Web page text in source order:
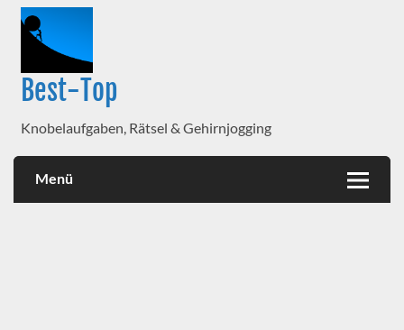
Best-Top
Knobelaufgaben, Rätsel & Gehirnjogging
Menü